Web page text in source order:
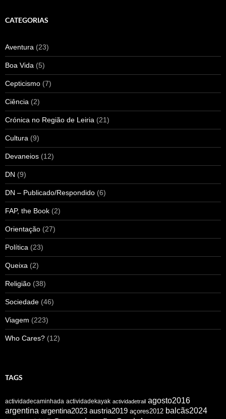
CATEGORIAS
Aventura (23)
Boa Vida (5)
Cepticismo (7)
Ciência (2)
Crónica no Região de Leiria (21)
Cultura (9)
Devaneios (12)
DN (9)
DN – Publicado/Respondido (6)
FAP, the Book (2)
Orientação (27)
Política (23)
Queixa (2)
Religião (38)
Sociedade (46)
Viagem (223)
Who Cares? (12)
TAGS
actividadecaminhada actividadekayak actividadetrail agosto2016
argentina argentina2023 austria2019 açores2012 balcãs2024